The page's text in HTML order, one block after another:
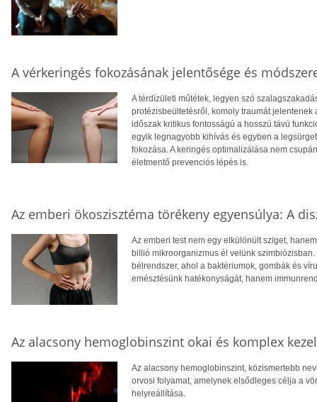
A vérkeringés fokozásának jelentősége és
A térdízületi műtétek, legyen szó
protézisbeültetésről, komoly traumát jelentenek
időszak kritikus fontosságú a hosszú távú
egyik legnagyobb kihívás és egyben a
fokozása. A keringés optimalizálása nem
életmentő prevenciós lépés is.
Az emberi ökoszisztéma törékeny egyensúlya: A
Az emberi test nem egy elkülönült sziget,
billió mikroorganizmus él velünk
bélrendszer, ahol a baktériumok, gombák és
emésztésünk hatékonyságát, hanem
Az alacsony hemoglobinszint okai és komplex
Az alacsony hemoglobinszint, közismertebb
orvosi folyamat, amelynek elsődleges célja a
helyreállítása.